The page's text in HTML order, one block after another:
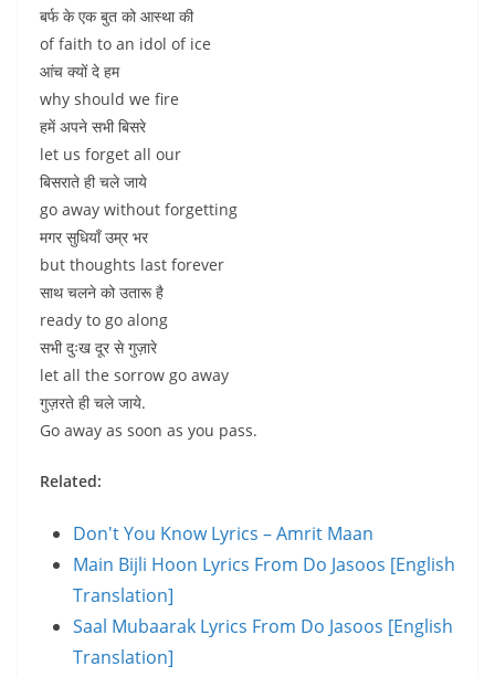
बर्फ के एक बुत को आस्था की
of faith to an idol of ice
आंच क्यों दे हम
why should we fire
हमें अपने सभी बिसरे
let us forget all our
बिसराते ही चले जाये
go away without forgetting
मगर सुधियाँ उम्र भर
but thoughts last forever
साथ चलने को उतारू है
ready to go along
सभी दुःख दूर से गुज़ारे
let all the sorrow go away
गुज़रते ही चले जाये.
Go away as soon as you pass.
Related:
Don't You Know Lyrics – Amrit Maan
Main Bijli Hoon Lyrics From Do Jasoos [English
Translation]
Saal Mubaarak Lyrics From Do Jasoos [English
Translation]